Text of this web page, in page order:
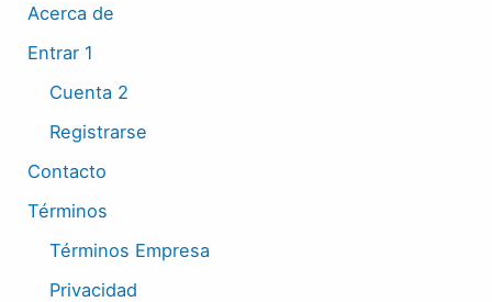
Acerca de
Entrar 1
Cuenta 2
Registrarse
Contacto
Términos
Términos Empresa
Privacidad